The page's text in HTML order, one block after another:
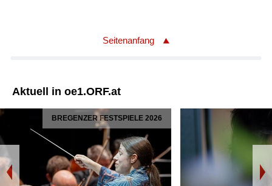
Seitenanfang
Aktuell in oe1.ORF.at
BREGENZER FESTSPIELE 2026